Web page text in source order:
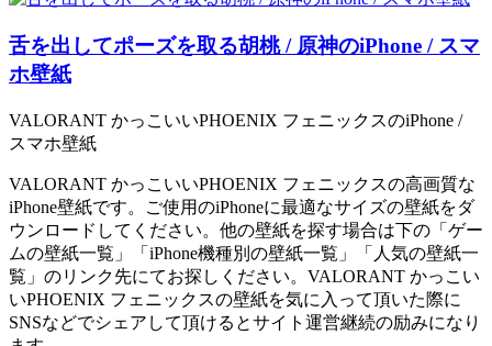
舌を出してポーズを取る胡桃 / 原神のiPhone / スマ
ホ壁紙
VALORANT かっこいいPHOENIX フェニックスのiPhone /
スマホ壁紙
VALORANT かっこいいPHOENIX フェニックスの高画質な
iPhone壁紙です。ご使用のiPhoneに最適なサイズの壁紙をダ
ウンロードしてください。他の壁紙を探す場合は下の「ゲー
ムの壁紙一覧」「iPhone機種別の壁紙一覧」「人気の壁紙一
覧」のリンク先にてお探しください。VALORANT かっこい
いPHOENIX フェニックスの壁紙を気に入って頂いた際に
SNSなどでシェアして頂けるとサイト運営継続の励みになり